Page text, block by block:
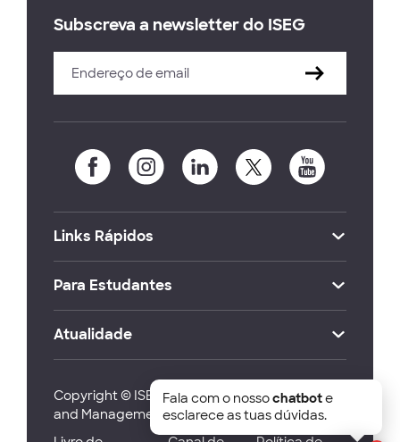
Subscreva a newsletter do ISEG
Links Rápidos
Para Estudantes
Atualidade
Copyright © ISEG Lisbon School of Economics
and Management 2026
Fala com o nossochatbote
esclarece as tuas dúvidas.